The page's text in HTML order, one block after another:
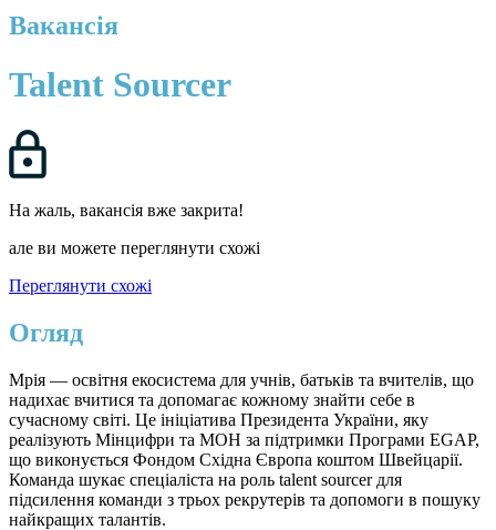
Вакансія
Talent Sourcer
На жаль, вакансія вже закрита!
але ви можете переглянути схожі
Переглянути схожі
Огляд
Мрія — освітня екосистема для учнів, батьків та вчителів, що
надихає вчитися та допомагає кожному знайти себе в
сучасному світі. Це ініціатива Президента України, яку
реалізують Мінцифри та МОН за підтримки Програми EGAP,
що виконується Фондом Східна Європа коштом Швейцарії.
Команда шукає спеціаліста на роль talent sourcer для
підсилення команди з трьох рекрутерів та допомоги в пошуку
найкращих талантів.